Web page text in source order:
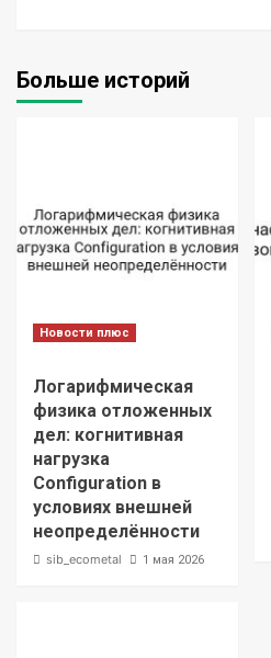
Больше историй
Новости плюс
Логарифмическая
физика отложенных
дел: когнитивная
нагрузка
Configuration в
условиях внешней
неопределённости
sib_ecometal 1 мая 2026